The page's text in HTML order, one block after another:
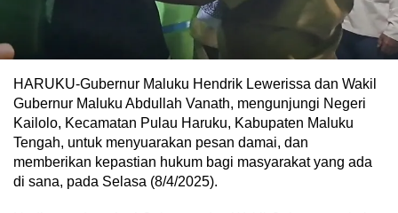
HARUKU-Gubernur Maluku Hendrik Lewerissa dan Wakil
Gubernur Maluku Abdullah Vanath, mengunjungi Negeri
Kailolo, Kecamatan Pulau Haruku, Kabupaten Maluku
Tengah, untuk menyuarakan pesan damai, dan
memberikan kepastian hukum bagi masyarakat yang ada
di sana, pada Selasa (8/4/2025).